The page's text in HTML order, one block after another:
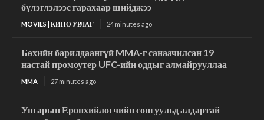
бүлэглэлээс гарахаар шийджээ
MOVIES | КИНО УРЛАГ 24 minutes ago
Бөхийн барилдаангүй MMA-г санаачилсан 19
настай промоутер UFC-ийн оддыг алмайрууллаа
MMA 27 minutes ago
Унгарын Ерөнхийлөгчийн сонгуульд алдартай